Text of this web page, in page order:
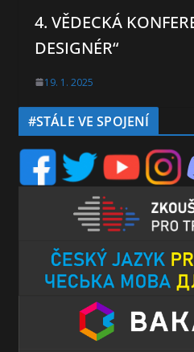
4. VĚDECKÁ
DESIGNÉR“
19. 1. 2025
#STÁLE VE SPOJENÍ